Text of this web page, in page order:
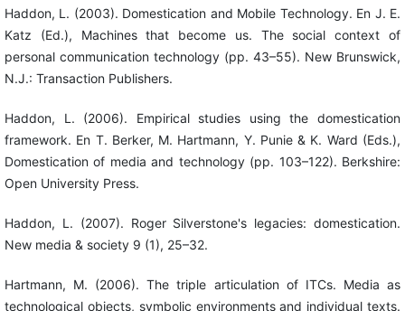
Haddon, L. (2003). Domestication and Mobile Technology. En J. E.
Katz (Ed.), Machines that become us. The social context of
personal communication technology (pp. 43–55). New Brunswick,
N.J.: Transaction Publishers.
Haddon, L. (2006). Empirical studies using the domestication
framework. En T. Berker, M. Hartmann, Y. Punie & K. Ward (Eds.),
Domestication of media and technology (pp. 103–122). Berkshire:
Open University Press.
Haddon, L. (2007). Roger Silverstone's legacies: domestication.
New media & society 9 (1), 25–32.
Hartmann, M. (2006). The triple articulation of ITCs. Media as
technological objects, symbolic environments and individual texts.